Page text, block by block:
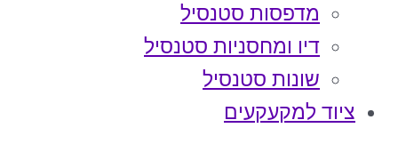
מדפסות סטנסיל
דיו ומחסניות סטנסיל
שונות סטנסיל
ציוד למקעקעים